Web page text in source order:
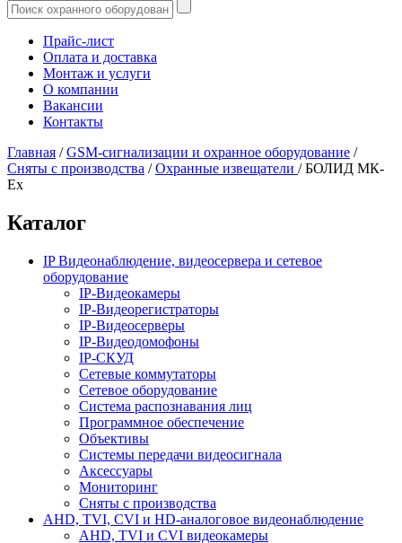
Прайс-лист
Оплата и доставка
Монтаж и услуги
О компании
Вакансии
Контакты
Главная /GSM-сигнализации и охранное оборудование /
Сняты с производства /Охранные извещатели /БОЛИД МК-
Ех
Каталог
IP Видеонаблюдение, видеосервера и сетевое
оборудование
IP-Видеокамеры
IP-Видеорегистраторы
IP-Видеосерверы
IP-Видеодомофоны
IP-СКУД
Сетевые коммутаторы
Сетевое оборудование
Система распознавания лиц
Программное обеспечение
Объективы
Системы передачи видеосигнала
Аксессуары
Мониторинг
Сняты с производства
AHD, TVI, CVI и HD-аналоговое видеонаблюдение
AHD, TVI и CVI видеокамеры